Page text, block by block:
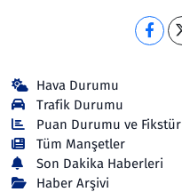
Hava Durumu
Trafik Durumu
Puan Durumu ve Fikstür
Tüm Manşetler
Son Dakika Haberleri
Haber Arşivi